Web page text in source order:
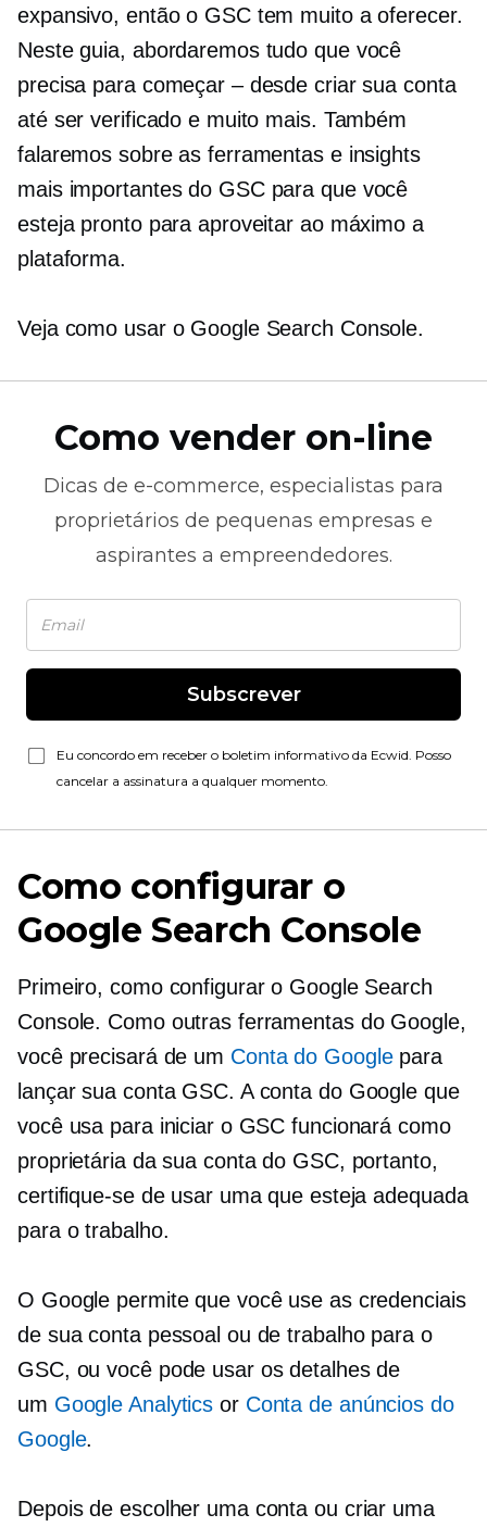
expansivo, então o GSC tem muito a oferecer.
Neste guia, abordaremos tudo que você
precisa para começar – desde criar sua conta
até ser verificado e muito mais. Também
falaremos sobre as ferramentas e insights
mais importantes do GSC para que você
esteja pronto para aproveitar ao máximo a
plataforma.
Veja como usar o Google Search Console.
Como vender on-line
Dicas de e-commerce, especialistas para
proprietários de pequenas empresas e
aspirantes a empreendedores.
Subscrever
Eu concordo em receber o boletim informativo da Ecwid. Posso
cancelar a assinatura a qualquer momento.
Como configurar o
Google Search Console
Primeiro, como configurar o Google Search
Console. Como outras ferramentas do Google,
você precisará de um Conta do Googlepara
lançar sua conta GSC. A conta do Google que
você usa para iniciar o GSC funcionará como
proprietária da sua conta do GSC, portanto,
certifique-se de usar uma que esteja adequada
para o trabalho.
O Google permite que você use as credenciais
de sua conta pessoal ou de trabalho para o
GSC, ou você pode usar os detalhes de
um Google Analytics or Conta de anúncios do
Google.
Depois de escolher uma conta ou criar uma